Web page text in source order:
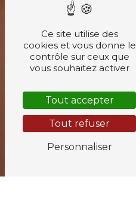
Ce site utilise des
cookies et vous donne le
contrôle sur ceux que
vous souhaitez activer
Tout accepter
Tout refuser
Personnaliser